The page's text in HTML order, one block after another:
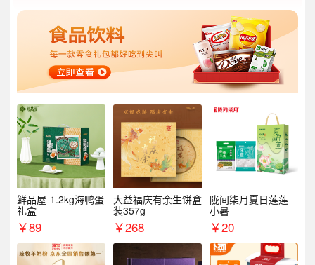
鲜品屋-1.2kg海鸭蛋
礼盒
￥89
大益福庆有余生饼盒
装357g
￥268
陇间柒月夏日莲莲-
小暑
￥20